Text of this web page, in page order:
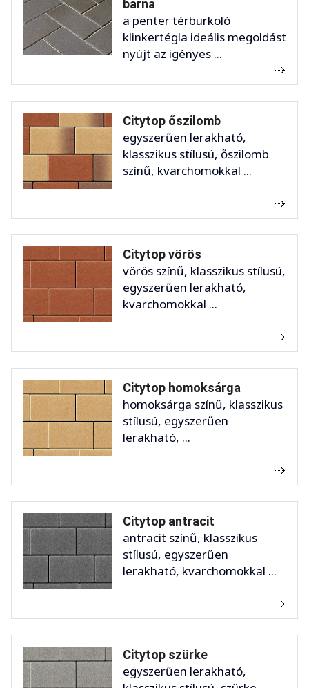
barna
a penter térburkoló
klinkertégla ideális megoldást
nyújt az igényes ...
Citytop őszilomb
egyszerűen lerakható,
klasszikus stílusú, őszilomb
színű, kvarchomokkal ...
Citytop vörös
vörös színű, klasszikus stílusú,
egyszerűen lerakható,
kvarchomokkal ...
Citytop homoksárga
homoksárga színű, klasszikus
stílusú, egyszerűen
lerakható, ...
Citytop antracit
antracit színű, klasszikus
stílusú, egyszerűen
lerakható, kvarchomokkal ...
Citytop szürke
egyszerűen lerakható,